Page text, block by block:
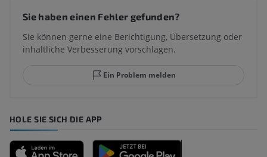
Sie haben einen Fehler gefunden?
Sie können gerne eine Berichtigung, Übersetzung oder
inhaltliche Verbesserung vorschlagen.
Ein Problem melden
HOLE SIE SICH DIE APP